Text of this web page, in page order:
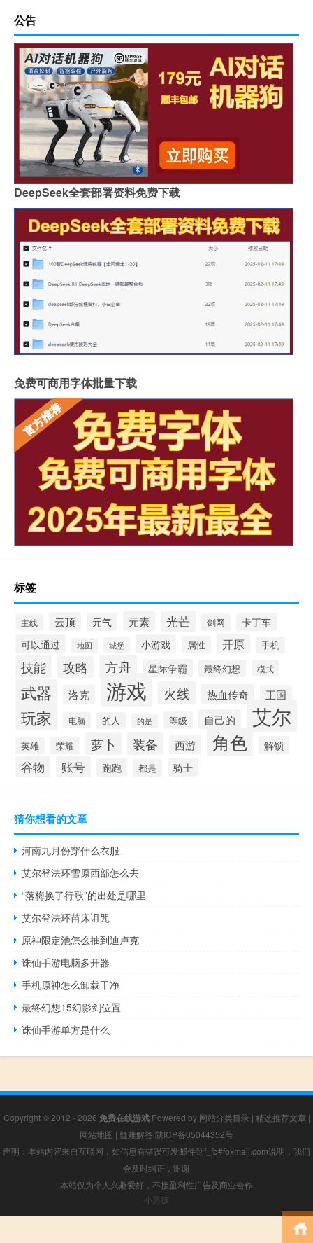
公告
DeepSeek全套部署资料免费下载
免费可商用字体批量下载
标签
主线 云顶 元气 元素 光芒 剑网 卡丁车
可以通过 地图 城堡 小游戏 属性 开原 手机
技能 攻略 方舟 星际争霸 最终幻想 模式
武器 洛克 游戏 火线 热血传奇 王国
玩家 电脑 的人 的是 等级 自己的 艾尔
英雄 荣耀 萝卜 装备 西游 角色 解锁
谷物 账号 跑跑 都是 骑士
猜你想看的文章
河南九月份穿什么衣服
艾尔登法环雪原西部怎么去
“落梅换了行歌”的出处是哪里
艾尔登法环苗床诅咒
原神限定池怎么抽到迪卢克
诛仙手游电脑多开器
手机原神怎么卸载干净
最终幻想15幻影剑位置
诛仙手游单方是什么
Copyright © 2012 - 2026 免费在线游戏Powered by 网站分类目录 | 精选推荐文章 |
网站地图 | 疑难解答 陕ICP备05044352号
声明：本站内容来自互联网，如信息有错误可发邮件到f_fb#foxmail.com说明，我们
会及时纠正，谢谢
本站仅为个人兴趣爱好，不接盈利性广告及商业合作
小男孩